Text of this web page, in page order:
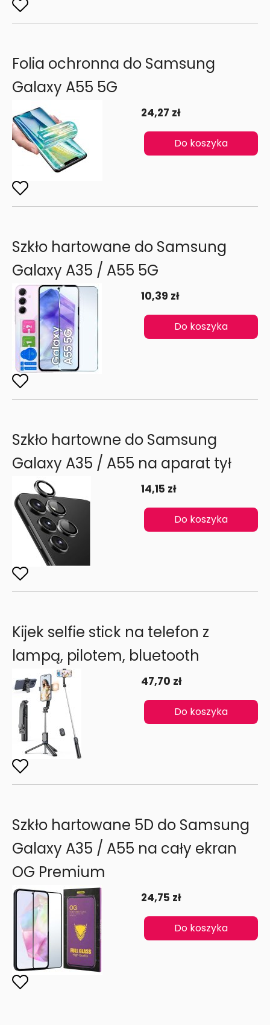
Folia ochronna do Samsung
Galaxy A55 5G
24,27 zł
Do koszyka
Szkło hartowane do Samsung
Galaxy A35 / A55 5G
10,39 zł
Do koszyka
Szkło hartowne do Samsung
Galaxy A35 / A55 na aparat tył
14,15 zł
Do koszyka
Kijek selfie stick na telefon z
lampą, pilotem, bluetooth
47,70 zł
Do koszyka
Szkło hartowane 5D do Samsung
Galaxy A35 / A55 na cały ekran
OG Premium
24,75 zł
Do koszyka